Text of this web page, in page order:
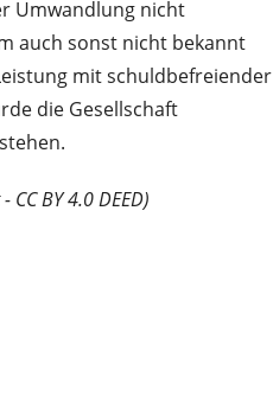
Umwandlung nicht
auch sonst nicht bekannt
mit schuldbefreiender
die Gesellschaft
BY 4.0 DEED)